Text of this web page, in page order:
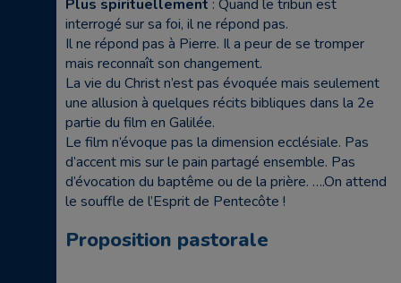
Plus spirituellement : Quand le tribun est
interrogé sur sa foi, il ne répond pas.
Il ne répond pas à Pierre. Il a peur de se tromper
mais reconnaît son changement.
La vie du Christ n’est pas évoquée mais seulement
une allusion à quelques récits bibliques dans la 2e
partie du film en Galilée.
Le film n’évoque pas la dimension ecclésiale. Pas
d’accent mis sur le pain partagé ensemble. Pas
d’évocation du baptême ou de la prière. ….On attend
le souffle de l’Esprit de Pentecôte !
Proposition pastorale